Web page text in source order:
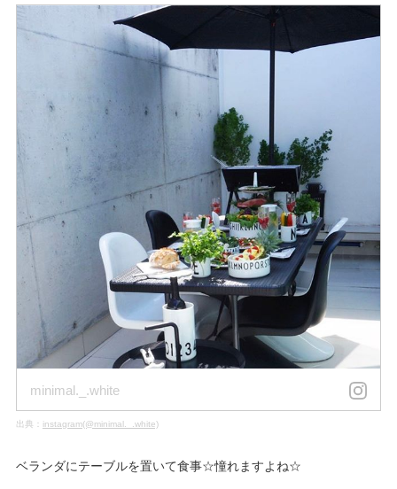
minimal._.white
出典： instagram(@minimal._.white)
ベランダにテーブルを置いて食事☆憧れますよね☆